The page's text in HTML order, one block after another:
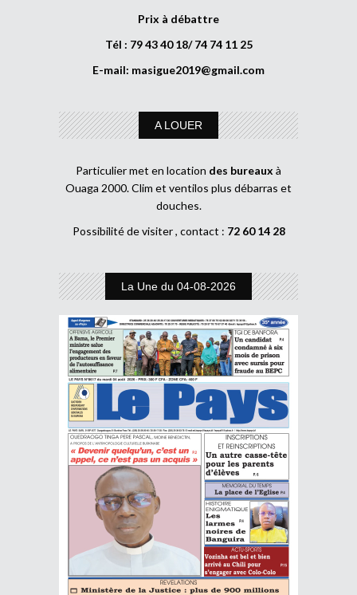
Prix à débattre
Tél : 79 43 40 18/ 74 74 11 25
E-mail: masigue2019@gmail.com
A LOUER
Particulier met en location des bureaux à
Ouaga 2000. Clim et ventilos plus débarras et
douches.
Possibilité de visiter , contact : 72 60 14 28
La Une du 04-08-2026